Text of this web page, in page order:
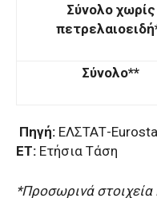
Σύνολο χωρίς
Σύνολο**
Πηγή: ΕΛΣΤΑΤ-
ΕΤ: Ετήσια Τάση
*Προσωρινά